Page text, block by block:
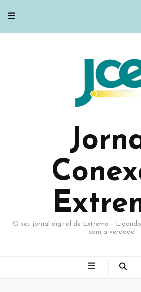
O seu jornal digital de Extrema –
com a verdade!